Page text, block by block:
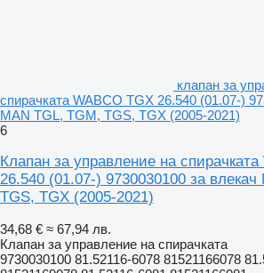
клапан за
спирачката WABCO TGX 26.540 (01.07-)
MAN TGL, TGM, TGS, TGX (2005-2021)
6
Клапан за управление на
26.540 (01.07-) 9730030100 за
TGS, TGX (2005-2021)
34,68 € ≈ 67,94 лв.
Клапан за управление на спирачката
9730030100 81.52116-6078 81521166078